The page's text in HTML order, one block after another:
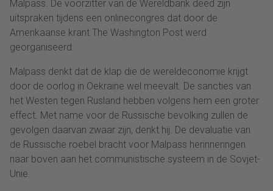
Malpass. De voorzitter van de Wereldbank deed zijn
uitspraken tijdens een onlinecongres dat door de
Amerikaanse krant The Washington Post werd
georganiseerd.
Malpass denkt dat de klap die de wereldeconomie krijgt
door de oorlog in Oekraïne wel meevalt. De sancties van
het Westen tegen Rusland hebben volgens hem een groter
effect. Met name voor de Russische bevolking zullen de
gevolgen daarvan zwaar zijn, denkt hij. De devaluatie van
de Russische roebel bracht voor Malpass herinneringen
naar boven aan het communistische systeem in de Sovjet-
Unie.